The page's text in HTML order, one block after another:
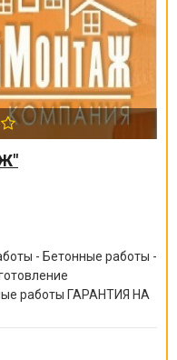
- Бетонные работы -
работы ГАРАНТИЯ НА